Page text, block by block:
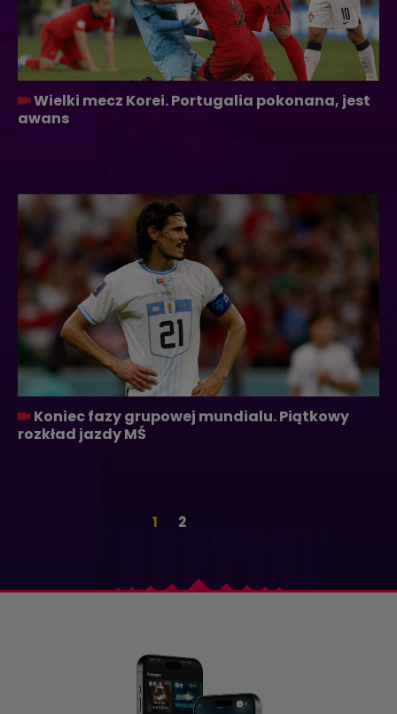
Wielki mecz Korei. Portugalia pokonana, jest
awans
Koniec fazy grupowej mundialu. Piątkowy
rozkład jazdy MŚ
1 2